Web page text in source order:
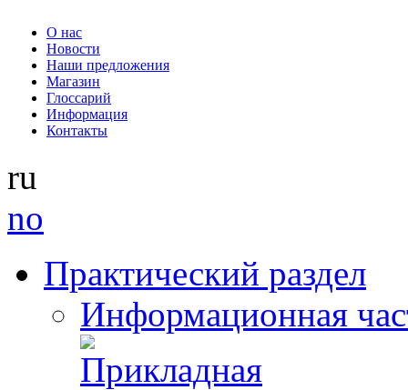
О нас
Новости
Наши предложения
Магазин
Глоссарий
Информация
Контакты
ru
no
Практический раздел
Информационная